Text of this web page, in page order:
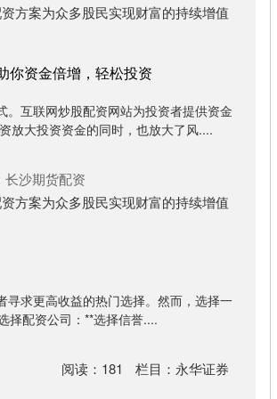
方案为众多股民实现财富的持续增值
你资金倍增，轻松投资
互联网炒股配资网站为投资者提供资金
放大投资资金的同时，也放大了风....
长沙期货配资
方案为众多股民实现财富的持续增值
求更高收益的热门选择。然而，选择一
择配资公司：**选择信誉....
阅读： 181 栏目： 永华证券